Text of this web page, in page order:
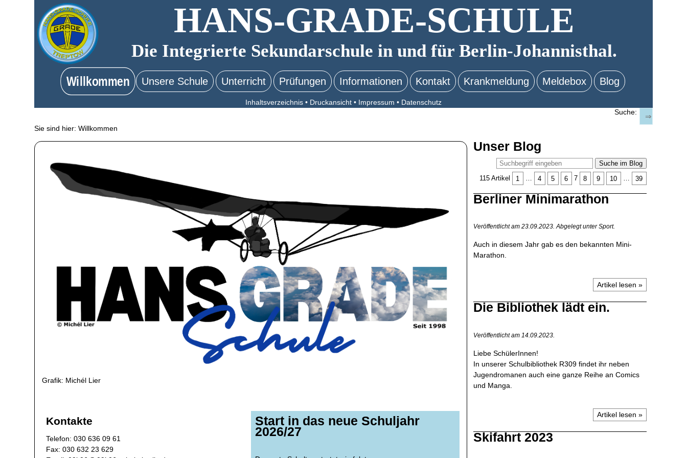
HANS-GRADE-SCHULE
Die Integrierte Sekundarschule in und für Berlin-Johannisthal.
Willkommen Unsere Schule Unterricht Prüfungen Informationen Kontakt Krankmeldung Meldebox Blog
Inhaltsverzeichnis• Druckansicht• Impressum • Datenschutz
Suche:
Sie sind hier:Willkommen
Grafik: Michél Lier
Kontakte
​Telefon: 030 636 09 61
Fax: 030 632 23 629
Start in das neue Schuljahr
2026/27
Unser Blog
Suche im Blog
115 Artikel
1 … 4 5 6 7 8 9 10 … 39
Berliner Minimarathon
Veröffentlicht am 23.09.2023. Abgelegt unter Sport.
Auch in diesem Jahr gab es den bekannten Mini-
Marathon.
Artikel lesen »
Die Bibliothek lädt ein.
Veröffentlicht am 14.09.2023.
Liebe SchülerInnen!
In unserer Schulbibliothek R309 findet ihr neben
Jugendromanen auch eine ganze Reihe an Comics
und Manga.
Artikel lesen »
Skifahrt 2023